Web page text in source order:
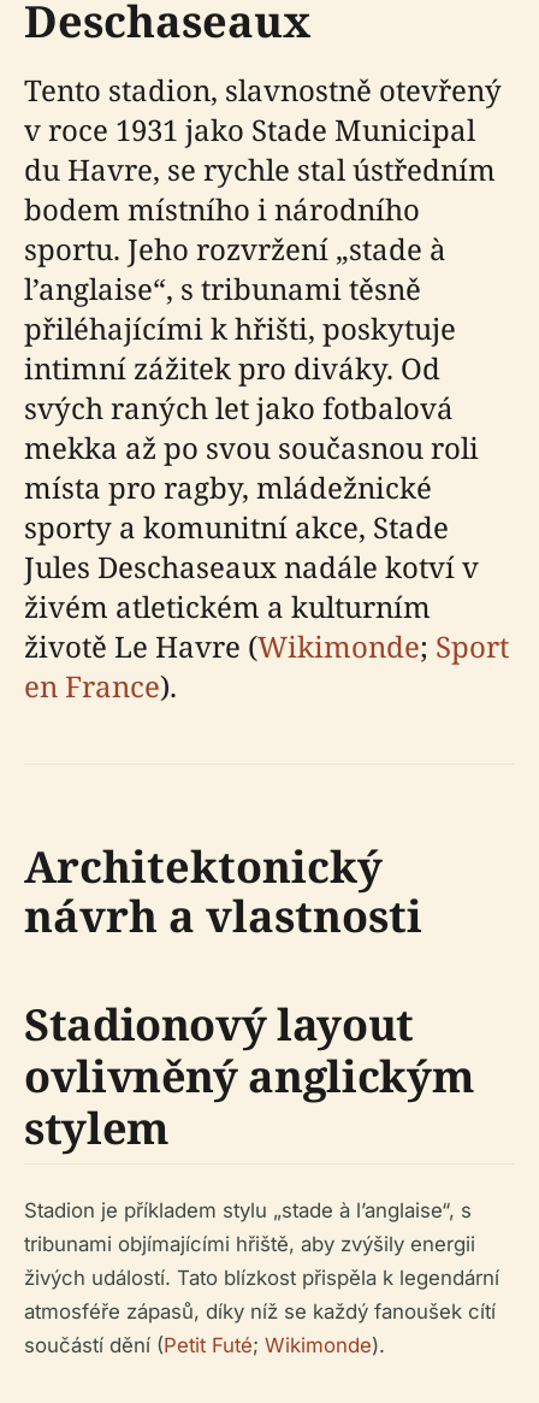
Deschaseaux
Tento stadion, slavnostně otevřený
v roce 1931 jako Stade Municipal
du Havre, se rychle stal ústředním
bodem místního i národního
sportu. Jeho rozvržení „stade à
l’anglaise“, s tribunami těsně
přiléhajícími k hřišti, poskytuje
intimní zážitek pro diváky. Od
svých raných let jako fotbalová
mekka až po svou současnou roli
místa pro ragby, mládežnické
sporty a komunitní akce, Stade
Jules Deschaseaux nadále kotví v
živém atletickém a kulturním
životě Le Havre (Wikimonde; Sport
en France).
Architektonický
návrh a vlastnosti
Stadionový layout
ovlivněný anglickým
stylem
Stadion je příkladem stylu „stade à l’anglaise“, s
tribunami objímajícími hřiště, aby zvýšily energii
živých událostí. Tato blízkost přispěla k legendární
atmosféře zápasů, díky níž se každý fanoušek cítí
součástí dění (Petit Futé; Wikimonde).